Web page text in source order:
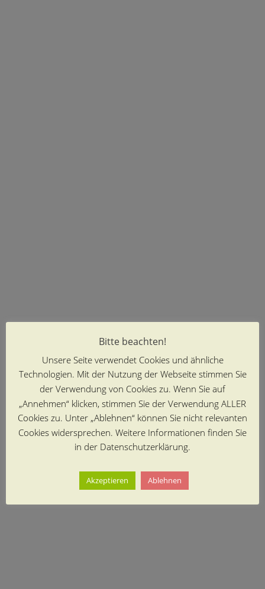
Bitte beachten!
Unsere Seite verwendet Cookies und ähnliche
Technologien. Mit der Nutzung der Webseite stimmen Sie
der Verwendung von Cookies zu. Wenn Sie auf
„Annehmen“ klicken, stimmen Sie der Verwendung ALLER
Cookies zu. Unter „Ablehnen“ können Sie nicht relevanten
Cookies widersprechen. Weitere Informationen finden Sie
in der Datenschutzerklärung.
Akzeptieren Ablehnen